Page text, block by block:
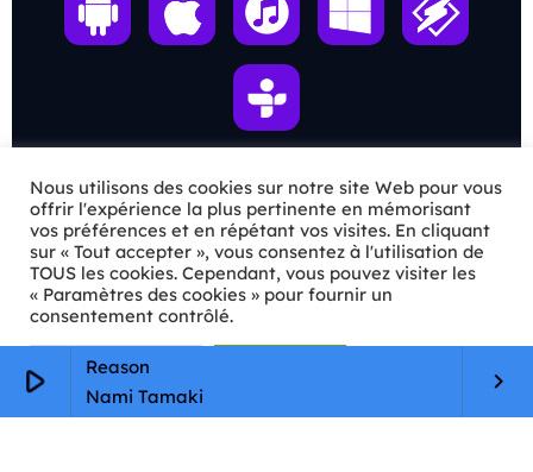
play_arrow
Reason
Nami Tamaki
keyboard_arrow_right
ℹ️ INFOS PRATIQUES
✉️ Contact
🦊Qui sommes-nous ?
📄Mentions légales
Confidentialité
Nous utilisons des cookies sur notre site Web pour vous
offrir l'expérience la plus pertinente en mémorisant
vos préférences et en répétant vos visites. En cliquant
sur « Tout accepter », vous consentez à l'utilisation de
TOUS les cookies. Cependant, vous pouvez visiter les
« Paramètres des cookies » pour fournir un
consentement contrôlé.
Paramètres Cookie